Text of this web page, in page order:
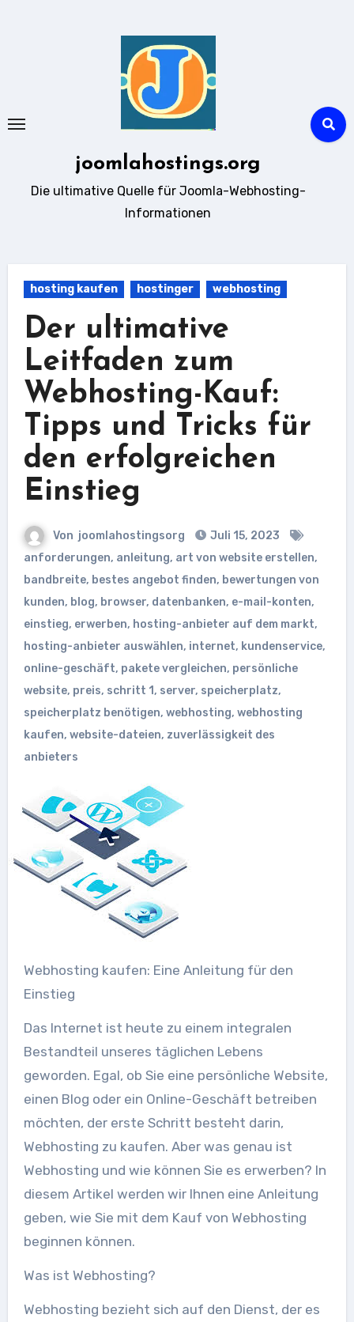
joomlahostings.org
Die ultimative Quelle für Joomla-Webhosting-
Informationen
hosting kaufen hostinger webhosting
Der ultimative
Leitfaden zum
Webhosting-Kauf:
Tipps und Tricks für
den erfolgreichen
Einstieg
Von joomlahostingsorg
Juli 15, 2023
anforderungen, anleitung, art von website erstellen,
bandbreite, bestes angebot finden, bewertungen von
kunden, blog, browser, datenbanken, e-mail-konten,
einstieg, erwerben, hosting-anbieter auf dem markt,
hosting-anbieter auswählen, internet, kundenservice,
online-geschäft, pakete vergleichen, persönliche
website, preis, schritt 1, server, speicherplatz,
speicherplatz benötigen, webhosting, webhosting
kaufen, website-dateien, zuverlässigkeit des
anbieters
Webhosting kaufen: Eine Anleitung für den
Einstieg
Das Internet ist heute zu einem integralen
Bestandteil unseres täglichen Lebens
geworden. Egal, ob Sie eine persönliche Website,
einen Blog oder ein Online-Geschäft betreiben
möchten, der erste Schritt besteht darin,
Webhosting zu kaufen. Aber was genau ist
Webhosting und wie können Sie es erwerben? In
diesem Artikel werden wir Ihnen eine Anleitung
geben, wie Sie mit dem Kauf von Webhosting
beginnen können.
Was ist Webhosting?
Webhosting bezieht sich auf den Dienst, der es